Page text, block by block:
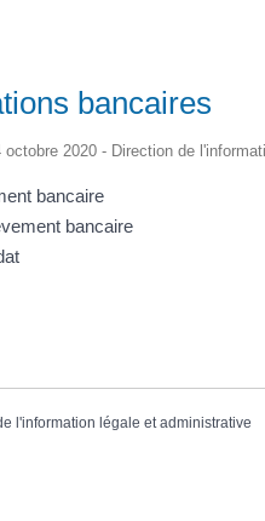
bancaires
octobre 2020 - Direction de
bancaire
bancaire
l'information légale et administrative